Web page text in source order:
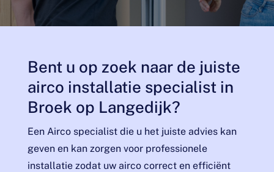
Bent u op zoek naar de juiste
airco installatie specialist in
Broek op Langedijk?
Een Airco specialist die u het juiste advies kan
geven en kan zorgen voor professionele
installatie zodat uw airco correct en efficiënt